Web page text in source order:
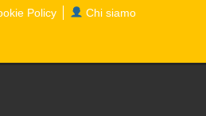
Policy Chi siamo